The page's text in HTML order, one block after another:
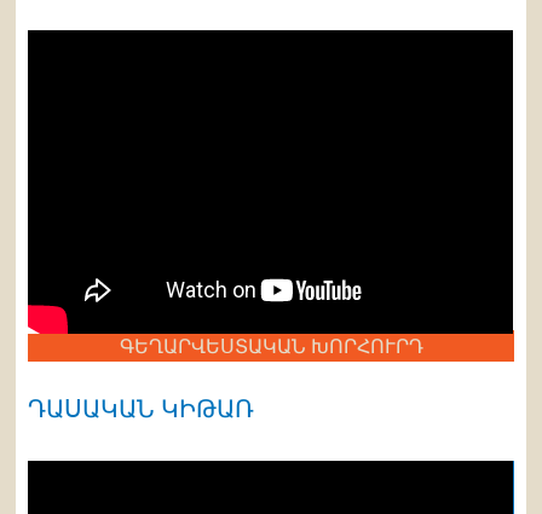
ԳԵՂԱՐՎԵՍՏԱԿԱՆ ԽՈՐՀՈՒՐԴ
ԴԱՍԱԿԱՆ ԿԻԹԱՌ